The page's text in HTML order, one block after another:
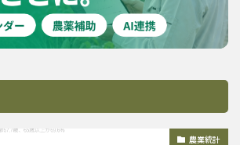
農業統計